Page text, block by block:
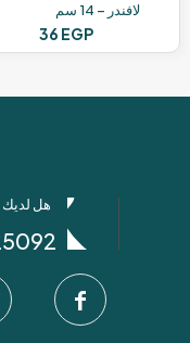
لافندر – 14 سم
36 EGP